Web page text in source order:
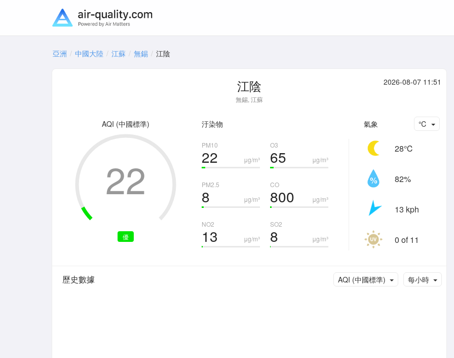
亞洲 中國大陸 江蘇 無錫 江陰
江陰
無錫, 江蘇
2026-08-07 11:51
AQI (中國標準)
優
22
汙染物
PM10
μg/m³
22
O3
μg/m³
65
PM2.5
μg/m³
8
CO
μg/m³
800
NO2
μg/m³
13
SO2
μg/m³
8
氣象 ℃
28℃
82%
13 kph
0 of 11
歷史數據 每小時
AQI (中國標準)